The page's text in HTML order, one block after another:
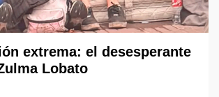
extrema: el desesperante
Lobato